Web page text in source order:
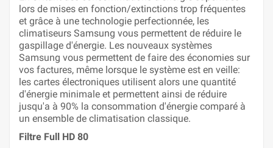
lors de mises en fonction/extinctions trop fréquentes
et grâce à une technologie perfectionnée, les
climatiseurs Samsung vous permettent de réduire le
gaspillage d'énergie. Les nouveaux systèmes
Samsung vous permettent de faire des économies sur
vos factures, même lorsque le système est en veille:
les cartes électroniques utilisent alors une quantité
d'énergie minimale et permettent ainsi de réduire
jusqu'a à 90% la consommation d'énergie comparé à
un ensemble de climatisation classique.
Filtre Full HD 80